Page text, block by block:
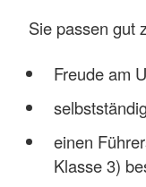
Sie passen gut
Freude am
einen
Klasse 3)